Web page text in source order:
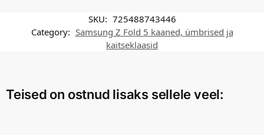
SKU: 725488743446
Category: Samsung Z Fold 5 kaaned, ümbrised ja
kaitseklaasid
Teised on ostnud lisaks sellele veel: